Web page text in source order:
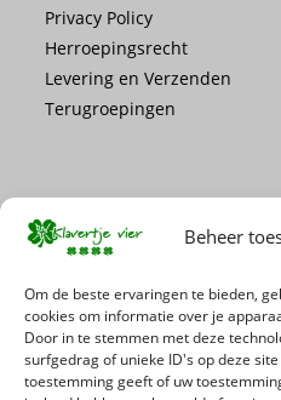
Beheer
Om de beste ervaringen te bieden,
cookies om informatie over je
Door in te stemmen met deze
surfgedrag of unieke ID's op deze
toestemming geeft of uw
Privacy Policy
Herroepingsrecht
Levering en Verzenden
Terugroepingen
Mis geen enkele
Schrijf je in voor onze